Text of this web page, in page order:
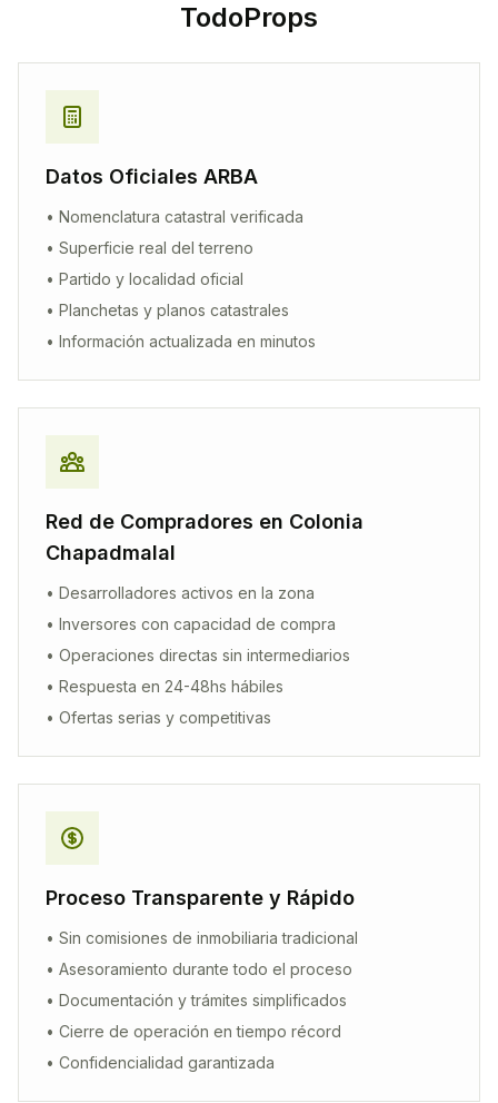
TodoProps
Datos Oficiales ARBA
• Nomenclatura catastral verificada
• Superficie real del terreno
• Partido y localidad oficial
• Planchetas y planos catastrales
• Información actualizada en minutos
Red de Compradores en Colonia
Chapadmalal
• Desarrolladores activos en la zona
• Inversores con capacidad de compra
• Operaciones directas sin intermediarios
• Respuesta en 24-48hs hábiles
• Ofertas serias y competitivas
Proceso Transparente y Rápido
• Sin comisiones de inmobiliaria tradicional
• Asesoramiento durante todo el proceso
• Documentación y trámites simplificados
• Cierre de operación en tiempo récord
• Confidencialidad garantizada